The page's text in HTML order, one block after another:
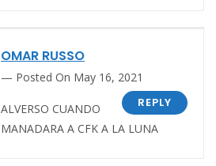
OMAR RUSSO
Posted On May 16, 2021
REPLY
ALVERSO CUANDO
MANADARA A CFK A LA LUNA